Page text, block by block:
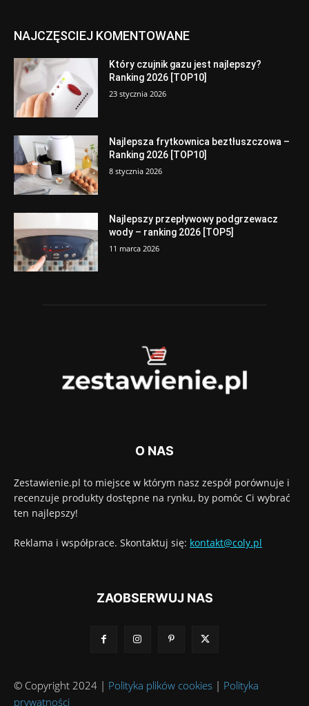
NAJCZĘSCIEJ KOMENTOWANE
Który czujnik gazu jest najlepszy?
Ranking 2026 [TOP10]
23 stycznia 2026
Najlepsza frytkownica beztłuszczowa –
Ranking 2026 [TOP10]
8 stycznia 2026
Najlepszy przepływowy podgrzewacz
wody – ranking 2026 [TOP5]
11 marca 2026
O NAS
Zestawienie.pl to miejsce w którym nasz zespół porównuje i
recenzuje produkty dostępne na rynku, by pomóc Ci wybrać
ten najlepszy!
Reklama i współprace. Skontaktuj się: kontakt@coly.pl
ZAOBSERWUJ NAS
© Copyright 2024 | Polityka plików cookies | Polityka
prywatności